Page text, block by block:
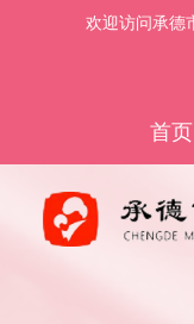
欢迎访问承德
首页